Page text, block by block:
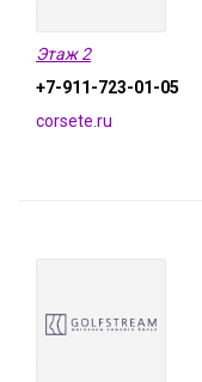
Этаж 2
+7-911-723-01-05
corsete.ru